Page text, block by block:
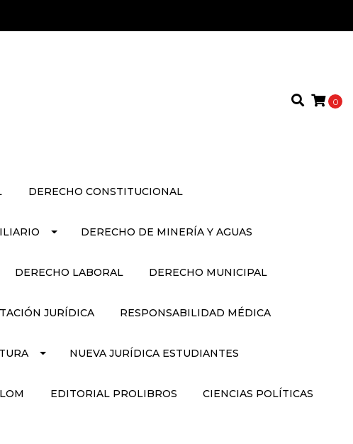
0
DERECHO CONSTITUCIONAL
DERECHO DE MINERÍA Y AGUAS
DERECHO LABORAL DERECHO MUNICIPAL
JURÍDICA RESPONSABILIDAD MÉDICA
NUEVA JURÍDICA ESTUDIANTES
EDITORIAL PROLIBROS CIENCIAS POLÍTICAS